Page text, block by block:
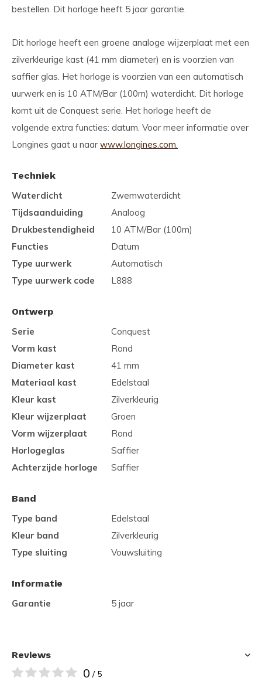
bestellen. Dit horloge heeft 5 jaar garantie.
Dit horloge heeft een groene analoge wijzerplaat met een
zilverkleurige kast (41 mm diameter) en is voorzien van
saffier glas. Het horloge is voorzien van een automatisch
uurwerk en is 10 ATM/Bar (100m) waterdicht. Dit horloge
komt uit de Conquest serie. Het horloge heeft de
volgende extra functies: datum. Voor meer informatie over
Longines gaat u naar www.longines.com.
Techniek
Waterdicht
Zwemwaterdicht
Tijdsaanduiding
Analoog
Drukbestendigheid
10 ATM/Bar (100m)
Functies
Datum
Type uurwerk
Automatisch
Type uurwerk code
L888
Ontwerp
Serie
Conquest
Vorm kast
Rond
Diameter kast
41 mm
Materiaal kast
Edelstaal
Kleur kast
Zilverkleurig
Kleur wijzerplaat
Groen
Vorm wijzerplaat
Rond
Horlogeglas
Saffier
Achterzijde horloge
Saffier
Band
Type band
Edelstaal
Kleur band
Zilverkleurig
Type sluiting
Vouwsluiting
Informatie
Garantie
5 jaar
Reviews
0 / 5